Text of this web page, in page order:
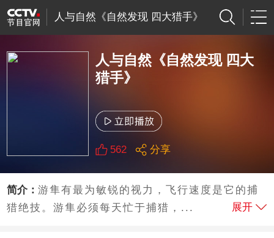
人与自然《自然发现 四大猎手》
人与自然《自然发现 四大
猎手》
562 分享
简介：游隼有最为敏锐的视力，飞行速度是它的捕
猎绝技。游隼必须每天忙于捕猎，...
展开